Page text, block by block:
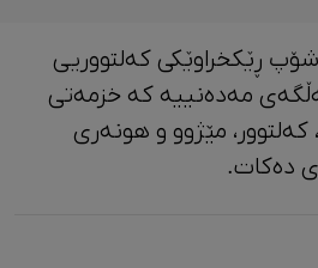
ڕێکخراوێکی کەلتووریی
مەدەنییە کە خزمەتی
زمان، کەلتوور، مێژوو و ‎هونەری
دەکات.